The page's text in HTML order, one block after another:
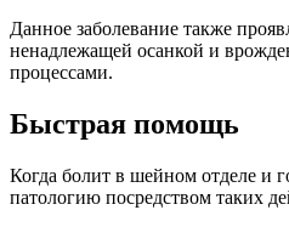
Данное заболевание также
ненадлежащей осанкой и
процессами.
Быстрая помощь
Когда болит в шейном отделе и
патологию посредством таких